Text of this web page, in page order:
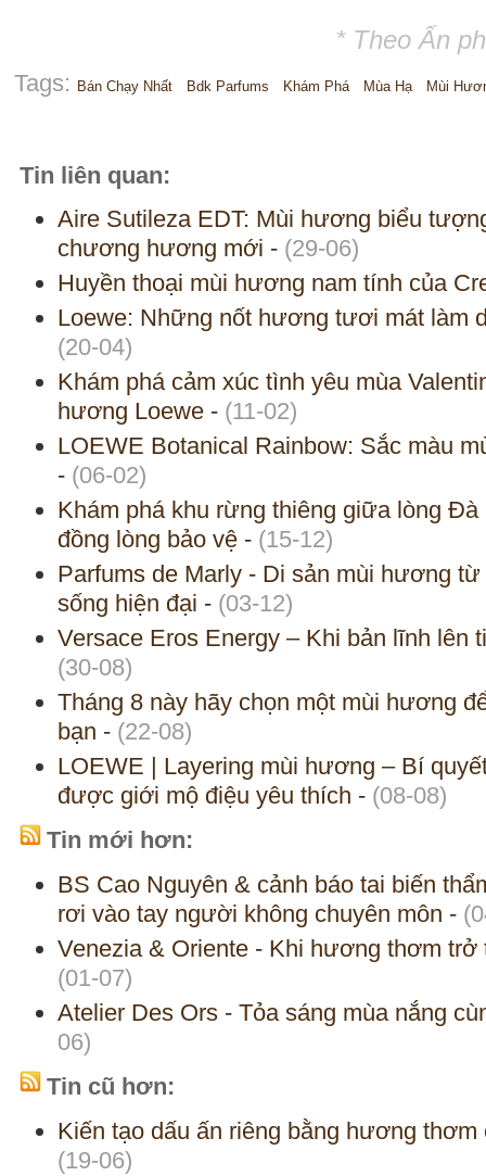
* Theo Ấn
Tags: Bán Chạy Nhất Bdk Parfums Khám Phá Mùa Hạ Mùi
Tin liên quan:
Aire Sutileza EDT: Mùi hương biểu
chương hương mới - (29-06)
Huyền thoại mùi hương nam tính của
Loewe: Những nốt hương tươi mát làm
(20-04)
Khám phá cảm xúc tình yêu mùa
hương Loewe - (11-02)
LOEWE Botanical Rainbow: Sắc màu
- (06-02)
Khám phá khu rừng thiêng giữa lòng
đồng lòng bảo vệ - (15-12)
Parfums de Marly - Di sản mùi hương
sống hiện đại - (03-12)
Versace Eros Energy – Khi bản lĩnh lên
(30-08)
Tháng 8 này hãy chọn một mùi hương
bạn - (22-08)
LOEWE | Layering mùi hương – Bí
được giới mộ điệu yêu thích - (08-08)
Tin mới hơn:
BS Cao Nguyên & cảnh báo tai biến
rơi vào tay người không chuyên môn -
Venezia & Oriente - Khi hương thơm trở
(01-07)
Atelier Des Ors - Tỏa sáng mùa nắng
06)
Tin cũ hơn:
Kiến tạo dấu ấn riêng bằng hương
(19-06)